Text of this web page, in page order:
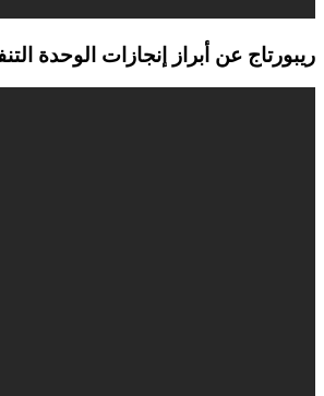
ريبورتاج عن أبراز إنجازات الوحدة التنفيذية